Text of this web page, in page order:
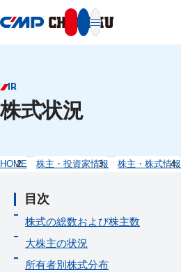
IR
株式状況
HOME 株主・投資家情報 株主・株式情報
目次
株式の総数および株主数
大株主の状況
所有者別株式分布